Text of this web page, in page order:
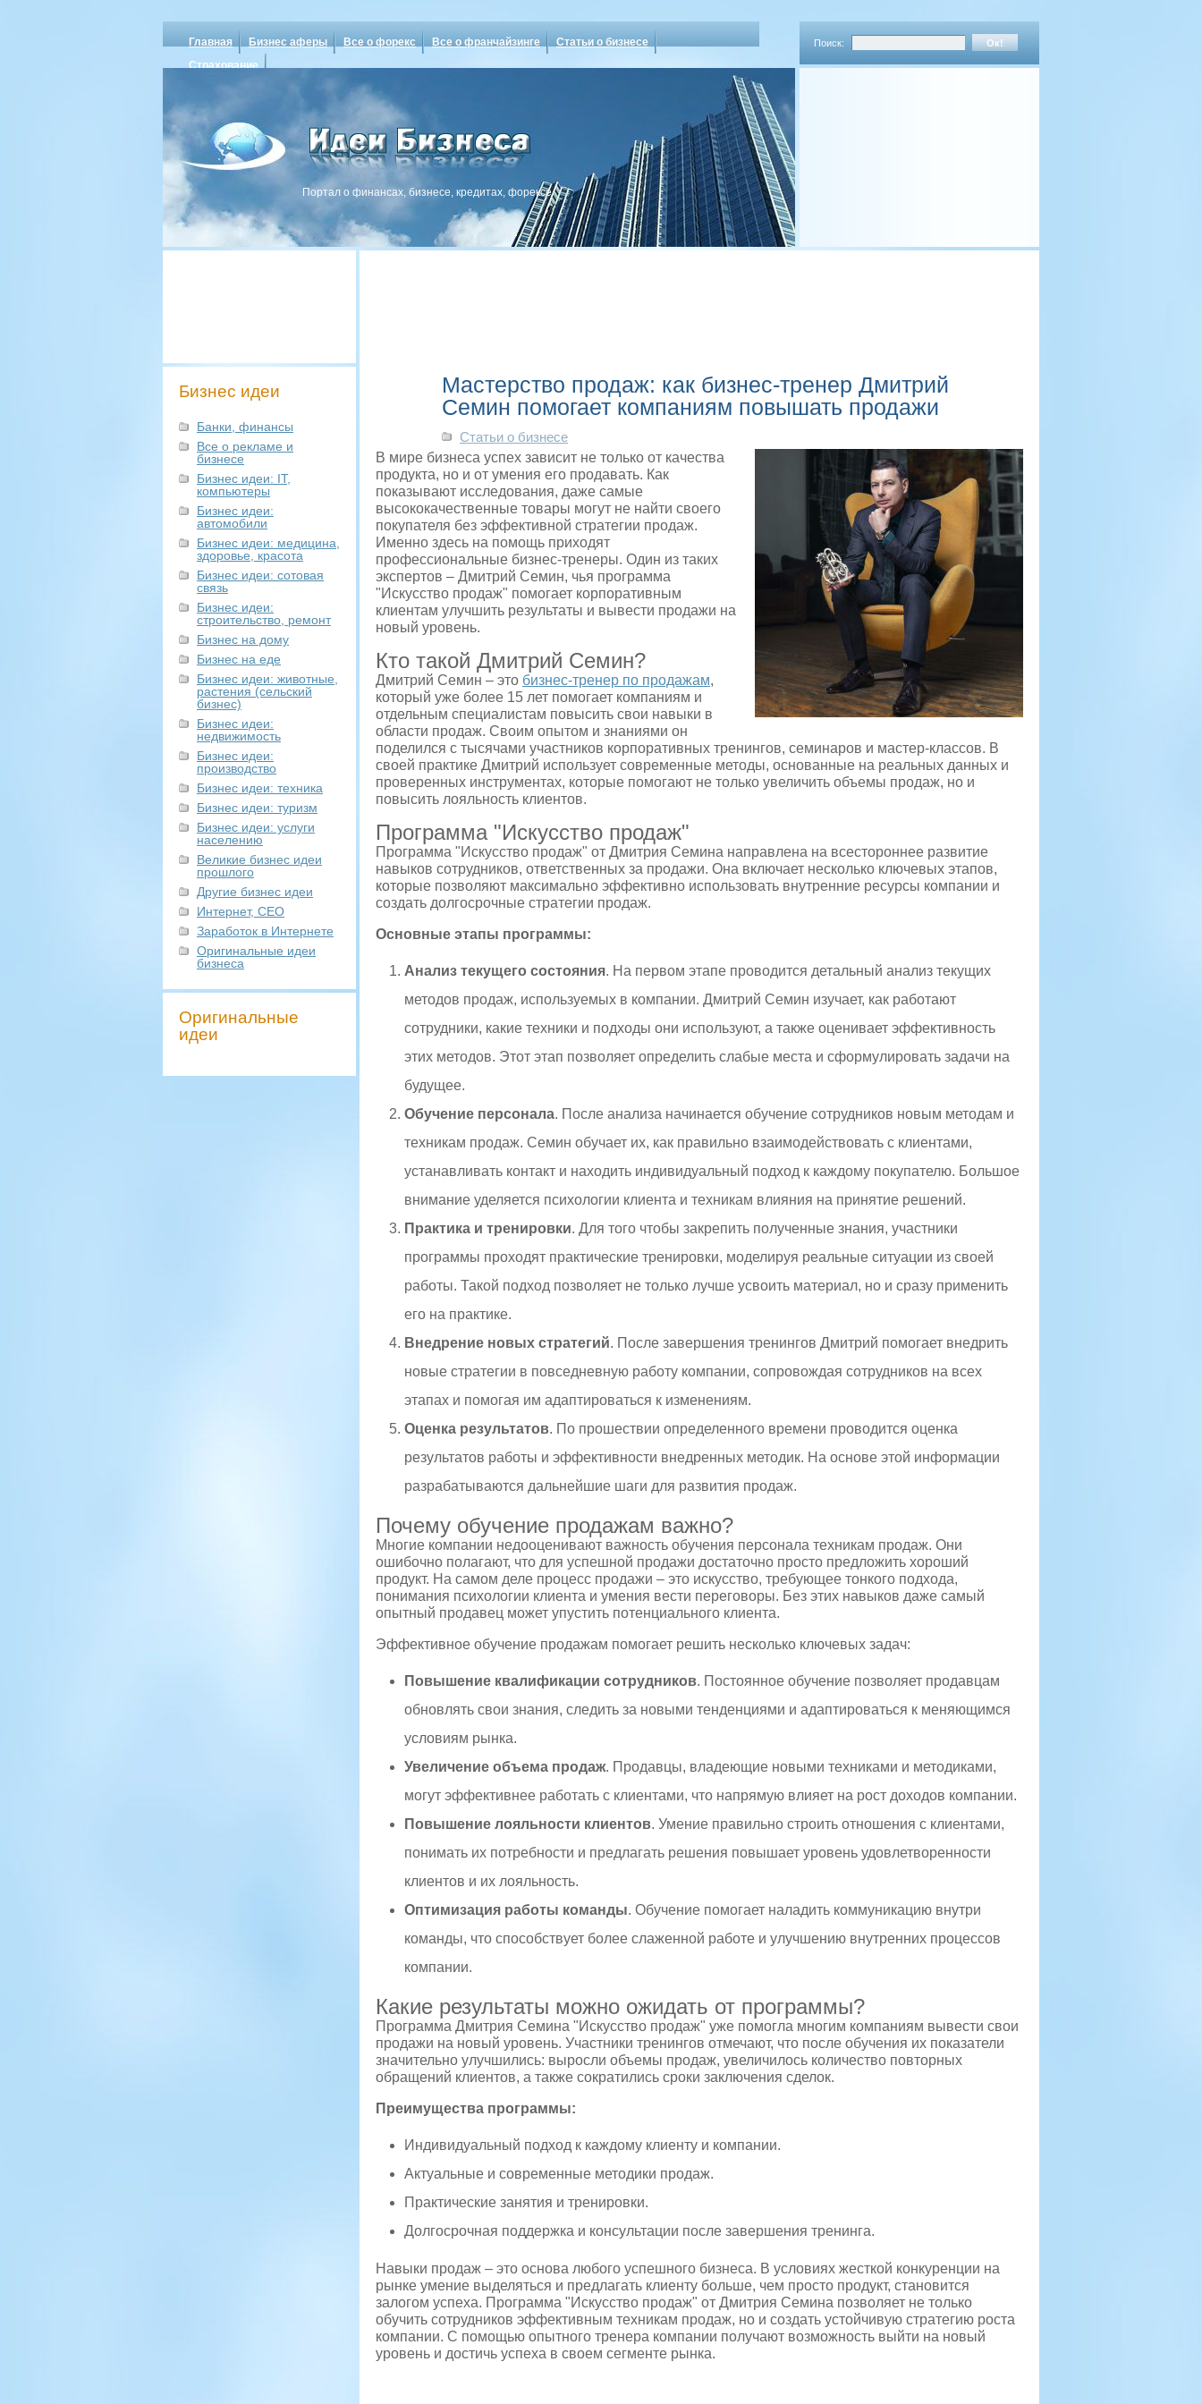
Главная Бизнес аферы Все о форекс Все о франчайзинге
Статьи о бизнесе
Страхование
Поиск:
Портал о финансах, бизнесе, кредитах, форексе
Бизнес идеи
Банки, финансы
Все о рекламе и
бизнесе
Бизнес идеи: IT,
компьютеры
Бизнес идеи:
автомобили
Бизнес идеи: медицина,
здоровье, красота
Бизнес идеи: сотовая
связь
Бизнес идеи:
строительство, ремонт
Бизнес на дому
Бизнес на еде
Бизнес идеи: животные,
растения (сельский
бизнес)
Бизнес идеи:
недвижимость
Бизнес идеи:
производство
Бизнес идеи: техника
Бизнес идеи: туризм
Бизнес идеи: услуги
населению
Великие бизнес идеи
прошлого
Другие бизнес идеи
Интернет, СЕО
Заработок в Интернете
Оригинальные идеи
бизнеса
Оригинальные
идеи
Мастерство продаж: как бизнес-тренер Дмитрий
Семин помогает компаниям повышать продажи
Статьи о бизнесе
В мире бизнеса успех зависит не только от качества
продукта, но и от умения его продавать. Как
показывают исследования, даже самые
высококачественные товары могут не найти своего
покупателя без эффективной стратегии продаж.
Именно здесь на помощь приходят
профессиональные бизнес-тренеры. Один из таких
экспертов – Дмитрий Семин, чья программа
"Искусство продаж" помогает корпоративным
клиентам улучшить результаты и вывести продажи на
новый уровень.
Кто такой Дмитрий Семин?
Дмитрий Семин – это бизнес-тренер по продажам,
который уже более 15 лет помогает компаниям и
отдельным специалистам повысить свои навыки в
области продаж. Своим опытом и знаниями он
поделился с тысячами участников корпоративных тренингов, семинаров и мастер-классов. В
своей практике Дмитрий использует современные методы, основанные на реальных данных и
проверенных инструментах, которые помогают не только увеличить объемы продаж, но и
повысить лояльность клиентов.
Программа "Искусство продаж"
Программа "Искусство продаж" от Дмитрия Семина направлена на всестороннее развитие
навыков сотрудников, ответственных за продажи. Она включает несколько ключевых этапов,
которые позволяют максимально эффективно использовать внутренние ресурсы компании и
создать долгосрочные стратегии продаж.
Основные этапы программы:
Анализ текущего состояния. На первом этапе проводится детальный анализ текущих
методов продаж, используемых в компании. Дмитрий Семин изучает, как работают
сотрудники, какие техники и подходы они используют, а также оценивает эффективность
этих методов. Этот этап позволяет определить слабые места и сформулировать задачи на
будущее.
Обучение персонала. После анализа начинается обучение сотрудников новым методам и
техникам продаж. Семин обучает их, как правильно взаимодействовать с клиентами,
устанавливать контакт и находить индивидуальный подход к каждому покупателю. Большое
внимание уделяется психологии клиента и техникам влияния на принятие решений.
Практика и тренировки. Для того чтобы закрепить полученные знания, участники
программы проходят практические тренировки, моделируя реальные ситуации из своей
работы. Такой подход позволяет не только лучше усвоить материал, но и сразу применить
его на практике.
Внедрение новых стратегий. После завершения тренингов Дмитрий помогает внедрить
новые стратегии в повседневную работу компании, сопровождая сотрудников на всех
этапах и помогая им адаптироваться к изменениям.
Оценка результатов. По прошествии определенного времени проводится оценка
результатов работы и эффективности внедренных методик. На основе этой информации
разрабатываются дальнейшие шаги для развития продаж.
Почему обучение продажам важно?
Многие компании недооценивают важность обучения персонала техникам продаж. Они
ошибочно полагают, что для успешной продажи достаточно просто предложить хороший
продукт. На самом деле процесс продажи – это искусство, требующее тонкого подхода,
понимания психологии клиента и умения вести переговоры. Без этих навыков даже самый
опытный продавец может упустить потенциального клиента.
Эффективное обучение продажам помогает решить несколько ключевых задач:
Повышение квалификации сотрудников. Постоянное обучение позволяет продавцам
обновлять свои знания, следить за новыми тенденциями и адаптироваться к меняющимся
условиям рынка.
Увеличение объема продаж. Продавцы, владеющие новыми техниками и методиками,
могут эффективнее работать с клиентами, что напрямую влияет на рост доходов компании.
Повышение лояльности клиентов. Умение правильно строить отношения с клиентами,
понимать их потребности и предлагать решения повышает уровень удовлетворенности
клиентов и их лояльность.
Оптимизация работы команды. Обучение помогает наладить коммуникацию внутри
команды, что способствует более слаженной работе и улучшению внутренних процессов
компании.
Какие результаты можно ожидать от программы?
Программа Дмитрия Семина "Искусство продаж" уже помогла многим компаниям вывести свои
продажи на новый уровень. Участники тренингов отмечают, что после обучения их показатели
значительно улучшились: выросли объемы продаж, увеличилось количество повторных
обращений клиентов, а также сократились сроки заключения сделок.
Преимущества программы:
Индивидуальный подход к каждому клиенту и компании.
Актуальные и современные методики продаж.
Практические занятия и тренировки.
Долгосрочная поддержка и консультации после завершения тренинга.
Навыки продаж – это основа любого успешного бизнеса. В условиях жесткой конкуренции на
рынке умение выделяться и предлагать клиенту больше, чем просто продукт, становится
залогом успеха. Программа "Искусство продаж" от Дмитрия Семина позволяет не только
обучить сотрудников эффективным техникам продаж, но и создать устойчивую стратегию роста
компании. С помощью опытного тренера компании получают возможность выйти на новый
уровень и достичь успеха в своем сегменте рынка.